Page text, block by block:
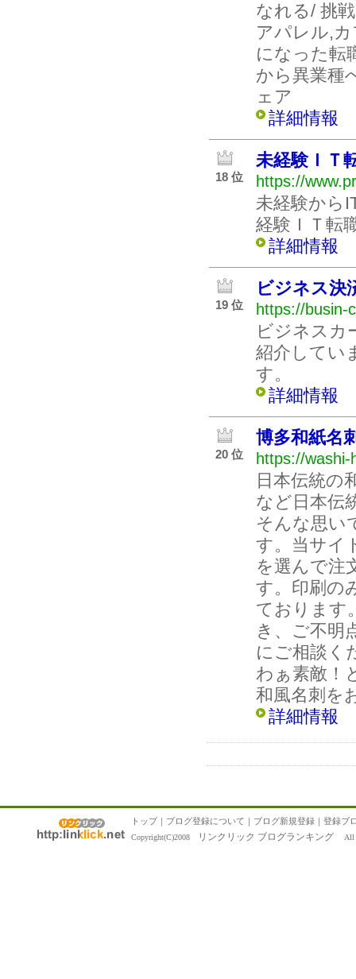
なれる/ 挑
アパレル,
になった転
から異業種
ェア
詳細情報
18 位
未経験ＩＴ
https://
未経験から
経験ＩＴ転
詳細情報
19 位
ビジネス決
https://busin-
ビジネスカ
紹介してい
す。
詳細情報
20 位
博多和紙名
https://
日本伝統の
など日本伝
そんな思い
す。当サイ
を選んで注
す。印刷の
ております
き、ご不明
にご相談く
わぁ素敵！
和風名刺を
詳細情報
トップ｜ ブログ登録について ｜ ブログ新規登録 ｜ 登録ブ
Copyright(C)2008 リンクリック ブログランキング All